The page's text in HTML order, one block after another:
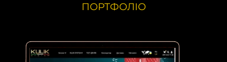
ПОРТФОЛІО